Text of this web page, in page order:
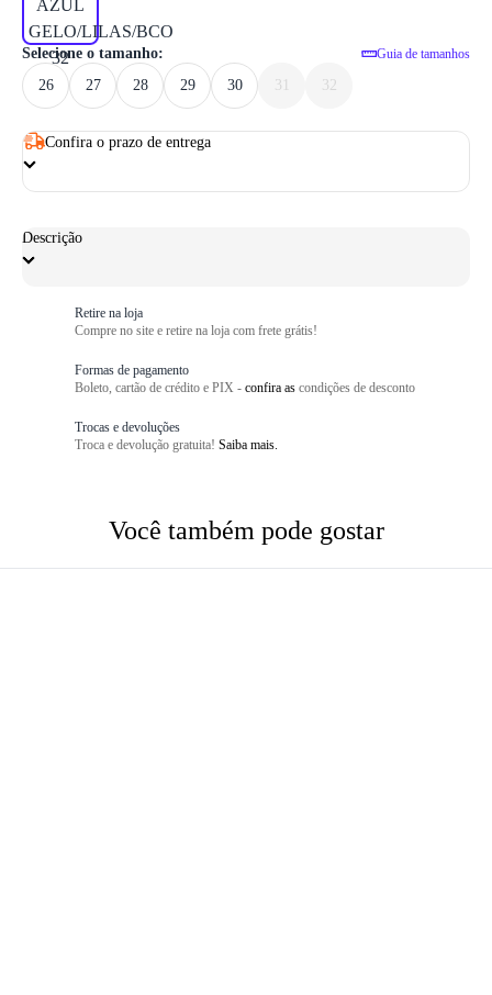
Selecione o tamanho: Guia de tamanhos
26 27 28 29 30 31 32
Confira o prazo de entrega
Descrição
Retire na loja
Compre no site e retire na loja com frete grátis!
Formas de pagamento
Boleto, cartão de crédito e PIX - confira as condições de desconto
Trocas e devoluções
Troca e devolução gratuita! Saiba mais.
Você também pode gostar